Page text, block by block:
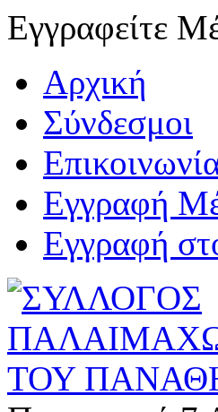
Εγγραφείτε
Αρχική
Σύνδεσμοι
Εγγραφή
Εγγραφή